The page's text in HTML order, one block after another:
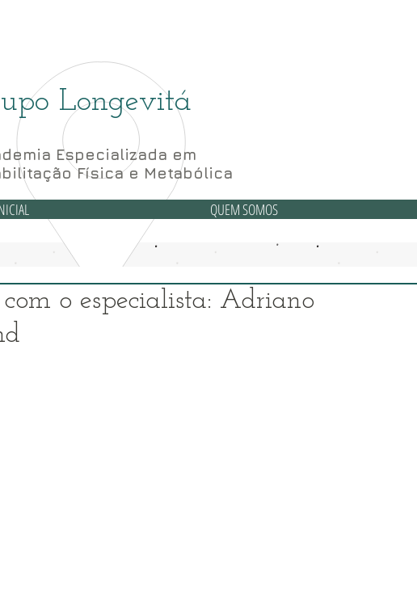
Longevitá
Especializada em
Física e Metabólica
QUEM SOMOS
o especialista: Adriano